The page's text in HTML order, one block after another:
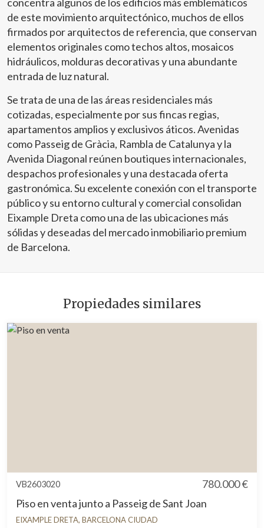
de este movimiento arquitectónico, muchos de ellos
firmados por arquitectos de referencia, que conservan
elementos originales como techos altos, mosaicos
hidráulicos, molduras decorativas y una abundante
entrada de luz natural.
Se trata de una de las áreas residenciales más
cotizadas, especialmente por sus fincas regias,
apartamentos amplios y exclusivos áticos. Avenidas
como Passeig de Gràcia, Rambla de Catalunya y la
Avenida Diagonal reúnen boutiques internacionales,
despachos profesionales y una destacada oferta
gastronómica. Su excelente conexión con el transporte
público y su entorno cultural y comercial consolidan
Eixample Dreta como una de las ubicaciones más
sólidas y deseadas del mercado inmobiliario premium
de Barcelona.
Propiedades similares
VB2603020
780.000 €
Piso en venta junto a Passeig de Sant Joan
EIXAMPLE DRETA, BARCELONA CIUDAD